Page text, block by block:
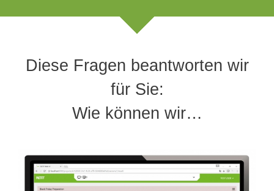
Diese Fragen beantworten wir
für Sie:
Wie können wir…